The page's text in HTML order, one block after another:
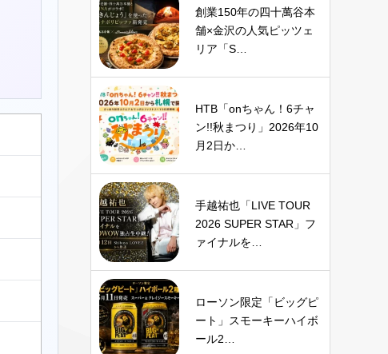
創業150年の四十萬谷本
舗×金沢の人気ピッツェ
リア「S…
HTB「onちゃん！6チャ
ン!!秋まつり」2026年10
月2日か…
手越祐也「LIVE TOUR
2026 SUPER STAR」フ
ァイナルを…
ローソン限定「ビッグピ
ート」スモーキーハイボ
ール2…